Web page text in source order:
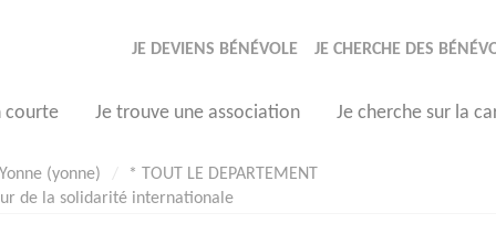
JE DEVIENS BÉNÉVOLE JE CHERCHE DES
courte Je trouve une association Je cherche sur la
Yonne (yonne)
* TOUT LE DEPARTEMENT
de la solidarité internationale